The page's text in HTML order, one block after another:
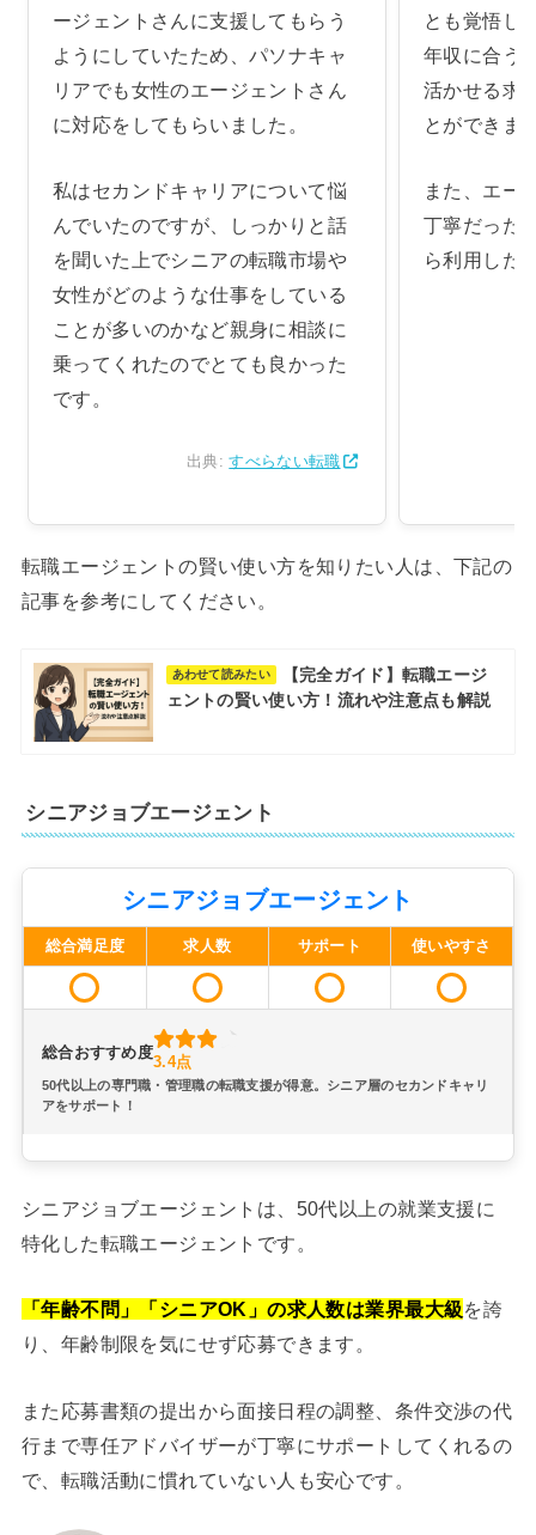
ージェントさんに支援してもらう
ようにしていたため、パソナキャ
リアでも女性のエージェントさん
に対応をしてもらいました。
私はセカンドキャリアについて悩
んでいたのですが、しっかりと話
を聞いた上でシニアの転職市場や
女性がどのような仕事をしている
ことが多いのかなど親身に相談に
乗ってくれたのでとても良かった
です。
出典:すべらない転職
とも覚悟し
年収に合う
活かせる求
とができま
また、エー
丁寧だった
ら利用した
転職エージェントの賢い使い方を知りたい人は、下記の
記事を参考にしてください。
あわせて読みたい
【完全ガイド】転職エージ
ェントの賢い使い方！流れや注意点も解説
シニアジョブエージェント
シニアジョブエージェント
総合満足度 求人数 サポート 使いやすさ
総合おすすめ度
3.4点
50代以上の専門職・管理職の転職支援が得意。シニア層のセカンドキャリ
アをサポート！
シニアジョブエージェントは、50代以上の就業支援に
特化した転職エージェントです。
「年齢不問」「シニアOK」の求人数は業界最大級を誇
り、年齢制限を気にせず応募できます。
また応募書類の提出から面接日程の調整、条件交渉の代
行まで専任アドバイザーが丁寧にサポートしてくれるの
で、転職活動に慣れていない人も安心です。